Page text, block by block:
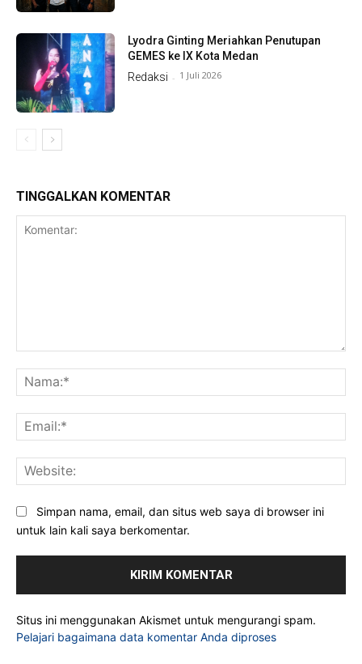
Lyodra Ginting Meriahkan Penutupan
GEMES ke IX Kota Medan
Redaksi - 1 Juli 2026
TINGGALKAN KOMENTAR
Simpan nama, email, dan situs web saya di browser ini
untuk lain kali saya berkomentar.
Situs ini menggunakan Akismet untuk mengurangi spam.
Pelajari bagaimana data komentar Anda diproses